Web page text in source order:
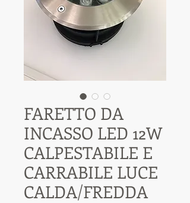
FARETTO DA
INCASSO LED 12W
CALPESTABILE E
CARRABILE LUCE
CALDA/FREDDA